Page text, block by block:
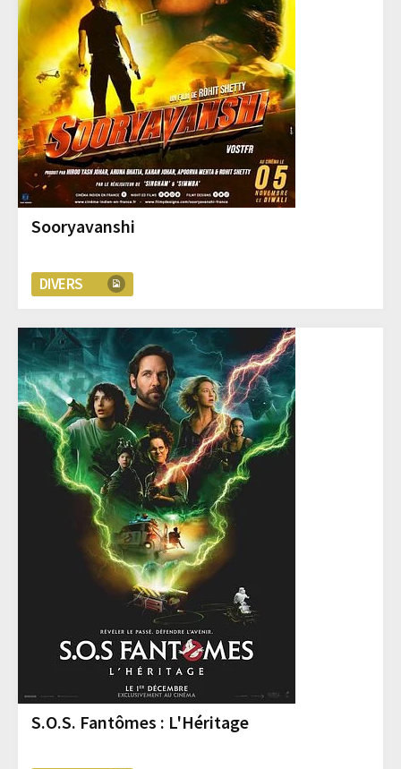
Sooryavanshi
DIVERS
S.O.S. Fantômes : L'Héritage